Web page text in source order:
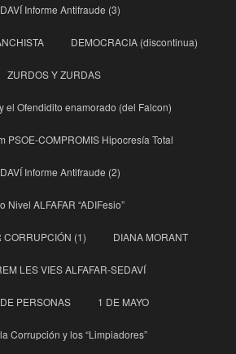
Informe Antifraude (3)
DEMOCRACIA (discontinua)
ZURDOS Y ZURDAS
el Ofendidito enamorado (del Falcon)
PSOE-COMPROMIS Hipocresía Total
Informe Antifraude (2)
Nivel ALFAFAR “ADIFesio”
CORRUPCIÓN (1) DIANA MORANT
LES VIES ALFAFAR-SEDAVÍ
PERSONAS 1 DE MAYO
Corrupción y los “Limpiadores”